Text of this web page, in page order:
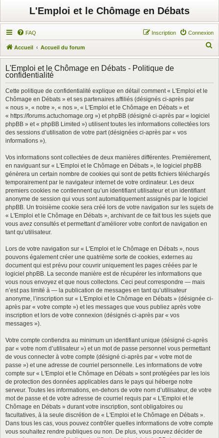
L'Emploi et le Chômage en Débats
FAQ Connexion
Inscription
Accueil Accueil du forum
e
h
L'Emploi et le Chômage en Débats - Politique de
confidentialité
Cette politique de confidentialité explique en détail comment « L'Emploi et le
Chômage en Débats » et ses partenaires affiliés (désignés ci-après par
« nous », « notre », « nos », « L'Emploi et le Chômage en Débats » et
« https://forums.actuchomage.org ») et phpBB (désigné ci-après par « logiciel
phpBB » et « phpBB Limited ») utilisent toutes les informations collectées lors
des sessions d’utilisation de votre part (désignées ci-après par « vos
informations »).
Vos informations sont collectées de deux manières différentes. Premièrement,
en naviguant sur « L'Emploi et le Chômage en Débats », le logiciel phpBB
génèrera un certain nombre de cookies qui sont de petits fichiers téléchargés
temporairement par le navigateur internet de votre ordinateur. Les deux
premiers cookies ne contiennent qu’un identifiant utilisateur et un identifiant
anonyme de session qui vous sont automatiquement assignés par le logiciel
phpBB. Un troisième cookie sera créé lors de votre navigation sur les sujets de
« L'Emploi et le Chômage en Débats », archivant de ce fait tous les sujets que
vous avez consultés et permettant d’améliorer votre confort de navigation en
tant qu’utilisateur.
Lors de votre navigation sur « L'Emploi et le Chômage en Débats », nous
pouvons également créer une quatrième sorte de cookies, externes au
document qui est prévu pour couvrir uniquement les pages créées par le
logiciel phpBB. La seconde manière est de récupérer les informations que
vous nous envoyez et que nous collectons. Ceci peut correspondre — mais
n’est pas limité à — la publication de messages en tant qu’utilisateur
anonyme, l’inscription sur « L'Emploi et le Chômage en Débats » (désignée ci-
après par « votre compte ») et les messages que vous publiez après votre
inscription et lors de votre connexion (désignés ci-après par « vos
messages »).
Votre compte contiendra au minimum un identifiant unique (désigné ci-après
par « votre nom d’utilisateur ») et un mot de passe personnel vous permettant
de vous connecter à votre compte (désigné ci-après par « votre mot de
passe ») et une adresse de courriel personnelle. Les informations de votre
compte sur « L'Emploi et le Chômage en Débats » sont protégées par les lois
de protection des données applicables dans le pays qui héberge notre
serveur. Toutes les informations, en-dehors de votre nom d’utilisateur, de votre
mot de passe et de votre adresse de courriel requis par « L'Emploi et le
Chômage en Débats » durant votre inscription, sont obligatoires ou
facultatives, à la seule discrétion de « L'Emploi et le Chômage en Débats ».
Dans tous les cas, vous pouvez contrôler quelles informations de votre compte
vous souhaitez rendre publiques ou non. De plus, vous pouvez décider de